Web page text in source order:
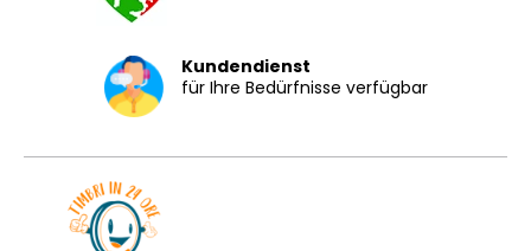
Kundendienst
für Ihre Bedürfnisse verfügbar